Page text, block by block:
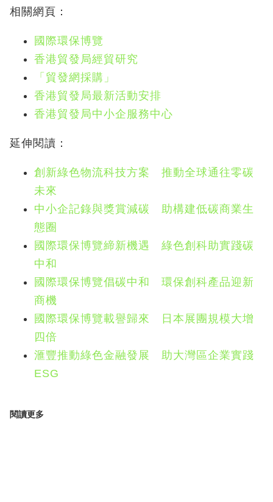
相關網頁：
國際環保博覽
香港貿發局經貿研究
「貿發網採購」
香港貿發局最新活動安排
香港貿發局中小企服務中心
延伸閱讀：
創新綠色物流科技方案 推動全球通往零碳
未來
中小企記錄與獎賞減碳 助構建低碳商業生
態圈
國際環保博覽締新機遇 綠色創科助實踐碳
中和
國際環保博覽倡碳中和 環保創科產品迎新
商機
國際環保博覽載譽歸來 日本展團規模大增
四倍
滙豐推動綠色金融發展 助大灣區企業實踐
ESG
閱讀更多